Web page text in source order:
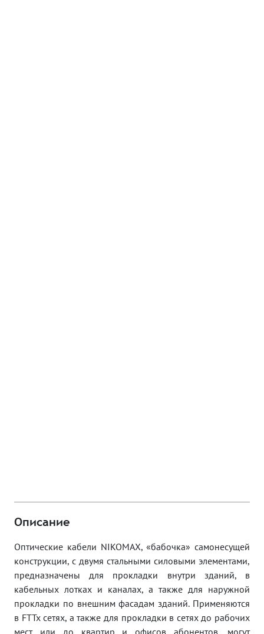
Описание
Оптические кабели NIKOMAX, «бабочка» самонесущей
конструкции, с двумя стальными силовыми элементами,
предназначены для прокладки внутри зданий, в
кабельных лотках и каналах, а также для наружной
прокладки по внешним фасадам зданий. Применяются
в FTTx сетях, а также для прокладки в сетях до рабочих